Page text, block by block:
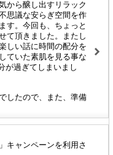
から醸し出すリラック
思議な安らぎ空間を作
す。今回も、ちょっと
て頂きました。またし
しい話に時間の配分を
ていた素肌を見る事な
が過ぎてしまいまし
したので、また、準備
キャンペーンを利用さ